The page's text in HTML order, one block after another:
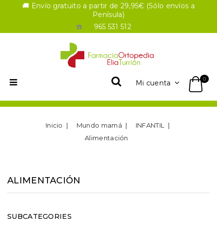
🚚 Envío gratuito a partir de 29,95€ (Sólo envíos a
Penísula)
☎️
965 531 512
Mi cuenta 0
Inicio Mundo mamá
INFANTIL
Alimentación
ALIMENTACIÓN
SUBCATEGORIES